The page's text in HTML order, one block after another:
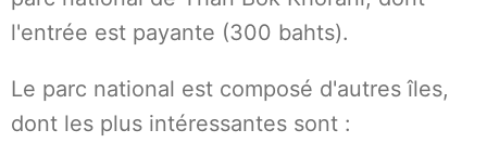
l'entrée est payante (300 bahts).
Le parc national est composé d'autres îles,
dont les plus intéressantes sont :